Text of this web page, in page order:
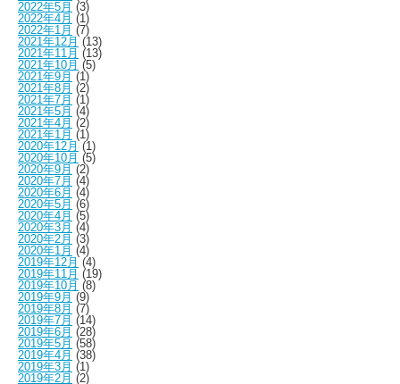
2022年5月 (3)
2022年4月 (1)
2022年1月 (7)
2021年12月 (13)
2021年11月 (13)
2021年10月 (5)
2021年9月 (1)
2021年8月 (2)
2021年7月 (1)
2021年5月 (4)
2021年4月 (2)
2021年1月 (1)
2020年12月 (1)
2020年10月 (5)
2020年9月 (2)
2020年7月 (4)
2020年6月 (4)
2020年5月 (6)
2020年4月 (5)
2020年3月 (4)
2020年2月 (3)
2020年1月 (4)
2019年12月 (4)
2019年11月 (19)
2019年10月 (8)
2019年9月 (9)
2019年8月 (7)
2019年7月 (14)
2019年6月 (28)
2019年5月 (58)
2019年4月 (38)
2019年3月 (1)
2019年2月 (2)